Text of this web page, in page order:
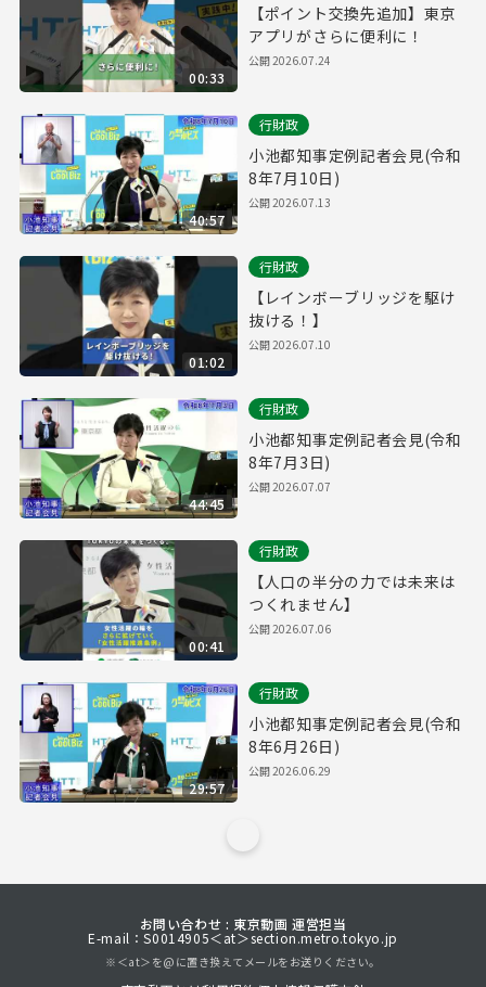
00:33
【ポイント交換先追加】東京
アプリがさらに便利に！
公開2026.07.24
40:57
行財政
小池都知事定例記者会見(令和
8年7月10日)
公開2026.07.13
01:02
行財政
【レインボーブリッジを駆け
抜ける！】
公開2026.07.10
44:45
行財政
小池都知事定例記者会見(令和
8年7月3日)
公開2026.07.07
00:41
行財政
【人口の半分の力では未来は
つくれません】
公開2026.07.06
29:57
行財政
小池都知事定例記者会見(令和
8年6月26日)
公開2026.06.29
お問い合わせ : 東京動画 運営担当
E-mail：S0014905＜at＞section.metro.tokyo.jp
※＜at＞を@に置き換えてメールをお送りください。